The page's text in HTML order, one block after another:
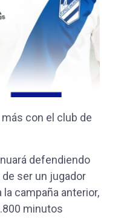
con el club de
defendiendo
ser un jugador
campaña anterior,
minutos